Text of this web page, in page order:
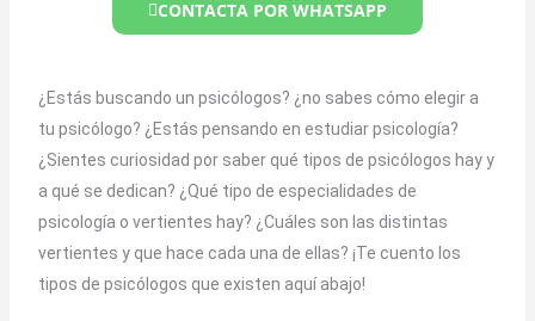
CONTACTA POR WHATSAPP
¿Estás buscando un psicólogos? ¿no sabes cómo elegir a
tu psicólogo? ¿Estás pensando en estudiar psicología?
¿Sientes curiosidad por saber qué tipos de psicólogos hay y
a qué se dedican? ¿Qué tipo de especialidades de
psicología o vertientes hay? ¿Cuáles son las distintas
vertientes y que hace cada una de ellas? ¡Te cuento los
tipos de psicólogos que existen aquí abajo!